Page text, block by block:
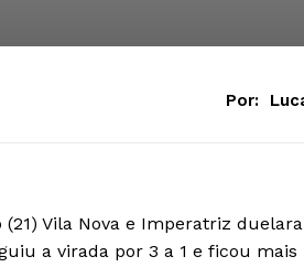
Por:
(21) Vila Nova e Imperatriz
a virada por 3 a 1 e ficou